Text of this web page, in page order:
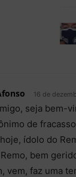
16 de
seja bem-
de
ídolo do
bem
vem, faz uma